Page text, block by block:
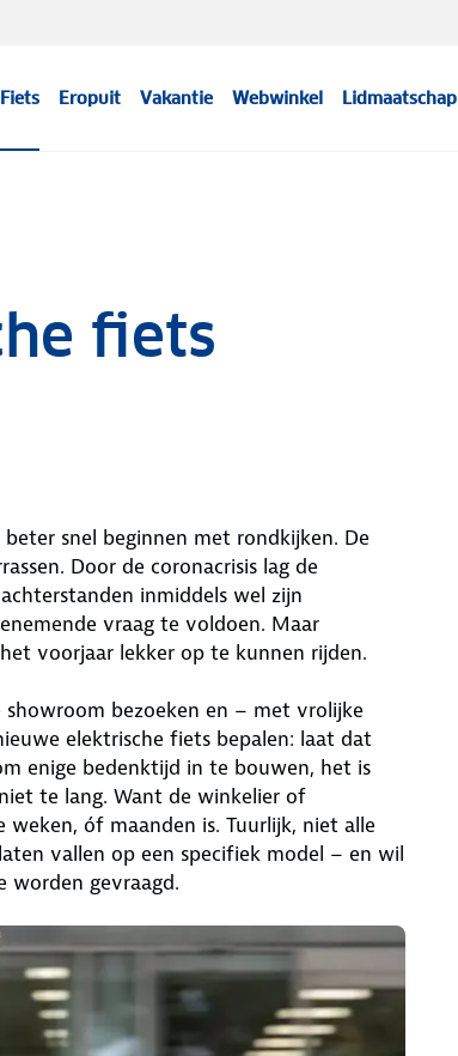
Fiets Eropuit Vakantie Webwinkel Lidmaatschap
fiets
snel beginnen met rondkijken. De
Door de coronacrisis lag de
inmiddels wel zijn
vraag te voldoen. Maar
voorjaar lekker op te kunnen rijden.
showroom bezoeken en – met vrolijke
elektrische fiets bepalen: laat dat
enige bedenktijd in te bouwen, het is
te lang. Want de winkelier of
óf maanden is. Tuurlijk, niet alle
vallen op een specifiek model – en wil
worden gevraagd.